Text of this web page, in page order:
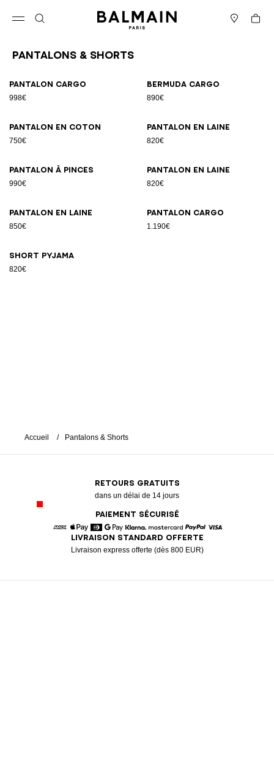
Panier
Pantalons & Shorts
Pantalon cargo
998€
Bermuda cargo
890€
Pantalon en coton
750€
Pantalon en laine
820€
Pantalon à pinces
990€
Pantalon en laine
820€
Pantalon en laine
850€
Pantalon cargo
1.190€
Short pyjama
820€
Accueil Pantalons & Shorts
RETOURS GRATUITS
dans un délai de 14 jours
PAIEMENT SÉCURISÉ
American Express
Apple Pay
DinersGoogle Pay
Klarna MastercardPaypal
LIVRAISON STANDARD OFFERTE
Livraison express offerte (dès 800 EUR)